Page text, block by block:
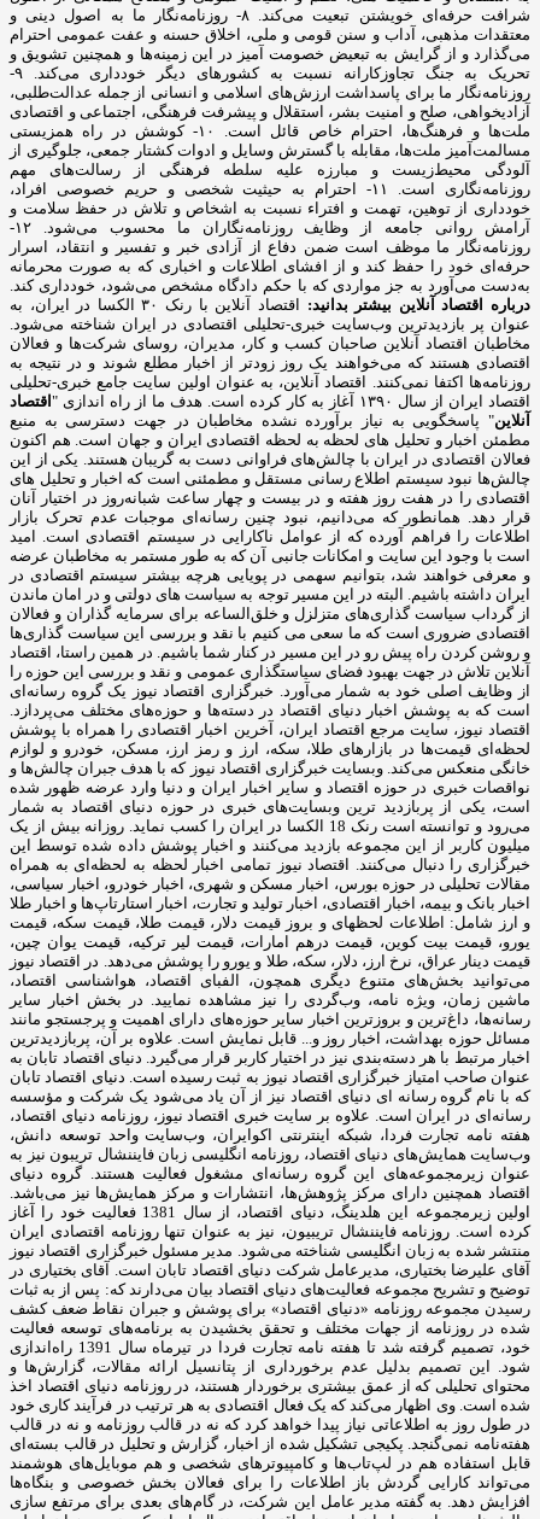
شرافت حرفه‌ای خویشتن تبعیت می‌کند. ۸- روزنامه‌نگار ما به اصول دینی و
معتقدات مذهبی، آداب و سنن قومی و ملی، اخلاق حسنه و عفت عمومی احترام
می‌گذارد و از گرایش به تبعیض خصومت آمیز در این زمینه‌ها و همچنین تشویق و
تحریک به جنگ تجاوزکارانه نسبت به کشورهای دیگر خودداری می‌کند. ۹-
روزنامه‌نگار ما برای پاسداشت ارزش‌های اسلامی و انسانی از جمله عدالت‌طلبی،
آزادیخواهی، صلح و امنیت بشر، استقلال و پیشرفت فرهنگی، اجتماعی و اقتصادی
ملت‌ها و فرهنگ‌ها، احترام خاص قائل است. ۱۰- کوشش در راه همزیستی
مسالمت‌آمیز ملت‌ها، مقابله با گسترش وسایل و ادوات کشتار جمعی، جلوگیری از
آلودگی محیط‌زیست و مبارزه علیه سلطه فرهنگی از رسالت‌های مهم
روزنامه‌نگاری است. ۱۱- احترام به حیثیت شخصی و حریم خصوصی افراد،
خودداری از توهین، تهمت و افتراء نسبت به اشخاص و تلاش در حفظ سلامت و
آرامش روانی جامعه از وظایف روزنامه‌نگاران ما محسوب می‌شود. ۱۲-
روزنامه‌نگار ما موظف است ضمن دفاع از آزادی خبر و تفسیر و انتقاد، اسرار
حرفه‌ای خود را حفظ کند و از افشای اطلاعات و اخباری که به صورت محرمانه
به‌دست می‌آورد به جز مواردی که با حکم دادگاه مشخص می‌شود، خودداری کند.
درباره اقتصاد آنلاین بیشتر بدانید:
اقتصاد آنلاین با رنک ۳۰ الکسا در ایران، به
عنوان پر بازدیدترین وب‌سایت خبری-تحلیلی اقتصادی در ایران شناخته می‌شود.
مخاطبان اقتصاد آنلاین صاحبان کسب و کار، مدیران، روسای شرکت‌ها و فعالان
اقتصادی هستند که می‌خواهند یک روز زودتر از اخبار مطلع شوند و در نتیجه به
روزنامه‌ها اکتفا نمی‌کنند. اقتصاد آنلاین، به عنوان اولین سایت جامع خبری-تحلیلی
اقتصاد ایران از سال ۱۳۹۰ آغاز به کار کرده است. هدف ما از راه اندازی "
اقتصاد
آنلاین" پاسخگویی به نیاز برآورده نشده مخاطبان در جهت دسترسی به منبع
مطمئن اخبار و تحلیل های لحظه به لحظه اقتصادی ایران و جهان است. هم اکنون
فعالان اقتصادی در ایران با چالش‌های فراوانی دست به گریبان هستند. یکی از این
چالش‌ها نبود سیستم اطلاع رسانی مستقل و مطمئنی است که اخبار و تحلیل های
اقتصادی را در هفت روز هفته و در بیست و چهار ساعت شبانه‌روز در اختیار آنان
قرار دهد. همانطور که می‌دانیم، نبود چنین رسانه‌ای موجبات عدم تحرک بازار
اطلاعات را فراهم آورده که از عوامل ناکارایی در سیستم اقتصادی است. امید
است با وجود این سایت و امکانات جانبی آن که به طور مستمر به مخاطبان عرضه
و معرفی خواهند شد، بتوانیم سهمی در پویایی هرچه بیشتر سیستم اقتصادی در
ایران داشته باشیم. البته در این مسیر توجه به سیاست های دولتی و در امان ماندن
از گرداب سیاست گذاری‌های متزلزل و خلق‌الساعه برای سرمایه گذاران و فعالان
اقتصادی ضروری است که ما سعی می کنیم با نقد و بررسی این سیاست گذاری‌ها
و روشن کردن راه پیش رو در این مسیر در کنار شما باشیم. در همین راستا، اقتصاد
آنلاین تلاش در جهت بهبود فضای سیاستگذاری عمومی و نقد و بررسی این حوزه را
از وظایف اصلی خود به شمار می‌آورد. خبرگزاری اقتصاد نیوز یک گروه رسانه‌ای
است که به پوشش اخبار دنیای اقتصاد در دسته‌ها و حوزه‌های مختلف می‌پردازد.
اقتصاد نیوز، سایت مرجع اقتصاد ایران، آخرین اخبار اقتصادی را همراه با پوشش
لحظه‌ای قیمت‌ها در بازارهای طلا، سکه، ارز و رمز ارز، مسکن، خودرو و لوازم
خانگی منعکس می‌کند. وبسایت خبرگزاری اقتصاد نیوز که با هدف جبران چالش‌ها و
نواقصات خبری در حوزه اقتصاد و سایر اخبار ایران و دنیا وارد عرضه ظهور شده
است، یکی از پربازدید ترین وبسایت‌های خبری در حوزه دنیای اقتصاد به شمار
می‌رود و توانسته است رنک 18 الکسا در ایران را کسب نماید. روزانه بیش از یک
میلیون کاربر از این مجموعه بازدید می‌کنند و اخبار پوشش داده شده توسط این
خبرگزاری را دنبال می‌کنند. اقتصاد نیوز تمامی اخبار لحظه به لحظه‌ای به همراه
مقالات تحلیلی در حوزه بورس، اخبار مسکن و شهری، اخبار خودرو، اخبار سیاسی،
اخبار بانک و بیمه، اخبار اقتصادی، اخبار تولید و تجارت، اخبار استارتاپ‌ها و اخبار طلا
و ارز شامل: اطلاعات لحظهای و بروز قیمت دلار، قیمت طلا، قیمت سکه، قیمت
یورو، قیمت بیت کوین، قیمت درهم امارات، قیمت لیر ترکیه، قیمت یوان چین،
قیمت دینار عراق، نرخ ارز، دلار، سکه، طلا و یورو را پوشش می‌دهد. در اقتصاد نیوز
می‌توانید بخش‌های متنوع دیگری همچون، الفبای اقتصاد، هواشناسی اقتصاد،
ماشین زمان، ویژه نامه، وب‌گردی را نیز مشاهده نمایید. در بخش اخبار سایر
رسانه‌ها، داغ‌ترین و بروزترین اخبار سایر حوزه‌های دارای اهمیت و پرجستجو مانند
مسائل حوزه بهداشت، اخبار روز و... قابل نمایش است. علاوه بر آن، پربازدیدترین
اخبار مرتبط با هر دسته‌بندی نیز در اختیار کاربر قرار می‌گیرد. دنیای اقتصاد تابان به
عنوان صاحب امتیاز خبرگزاری اقتصاد نیوز به ثبت رسیده است. دنیای اقتصاد تابان
که با نام گروه رسانه ای دنیای اقتصاد نیز از آن یاد می‌شود یک شرکت و مؤسسه
رسانه‌ای در ایران است. علاوه بر سایت خبری اقتصاد نیوز، روزنامه دنیای اقتصاد،
هفته ‌نامه تجارت فردا، شبکه اینترنتی اکوایران، وب‌سایت واحد توسعه دانش،
وب‌سایت همایش‌های دنیای اقتصاد، روزنامه انگلیسی ‌زبان فایننشال تریبون نیز به
عنوان زیرمجموعه‌های این گروه رسانه‌ای مشغول فعالیت هستند. گروه دنیای
اقتصاد همچنین دارای مرکز پژوهش‌ها، انتشارات و مرکز همایش‌ها نیز می‌باشد.
اولین زیرمجموعه این هلدینگ، دنیای اقتصاد، از سال 1381 فعالیت خود را آغاز
کرده است. روزنامه فایننشال تریبیون، نیز به عنوان تنها روزنامه اقتصادی ایران
منتشر شده به زبان انگلیسی شناخته می‌شود. مدیر مسئول خبرگزاری اقتصاد نیوز
آقای علیرضا بختیاری، مدیرعامل شرکت دنیای اقتصاد تابان است. آقای بختیاری در
توضیح و تشریح مجموعه فعالیت‌های دنیای اقتصاد بیان می‌دارند که: پس از به ثبات
رسیدن مجموعه روزنامه «دنیای اقتصاد» برای پوشش و جبران نقاط ضعف کشف
شده در روزنامه از جهات مختلف و تحقق بخشیدن به برنامه‌های توسعه فعالیت
خود، تصمیم گرفته شد تا هفته نامه تجارت فردا در تیرماه سال 1391 راه‌اندازی
شود. این تصمیم بدلیل عدم برخورداری از پتانسیل ارائه مقالات، گزارش‌ها و
محتوای تحلیلی که از عمق بیشتری برخوردار هستند، در روزنامه دنیای اقتصاد اخذ
شده است. وی اظهار می‌کند که یک فعال اقتصادی به هر ترتیب در فرآیند کاری خود
در طول روز به اطلاعاتی نیاز پیدا خواهد کرد که نه در قالب روزنامه و نه در قالب
هفته‌نامه نمی‌گنجد. پکیجی تشکیل شده از اخبار، گزارش و تحلیل در قالب بسته‌ای
قابل استفاده هم در لپ‌تاب‌ها و کامپیوترهای شخصی و هم موبایل‌های هوشمند
می‌تواند کارایی گردش باز اطلاعات را برای فعالان بخش خصوصی و بنگاه‌ها
افزایش دهد. به گفته مدیر عامل این شرکت، در گام‌های بعدی برای مرتفع سازی